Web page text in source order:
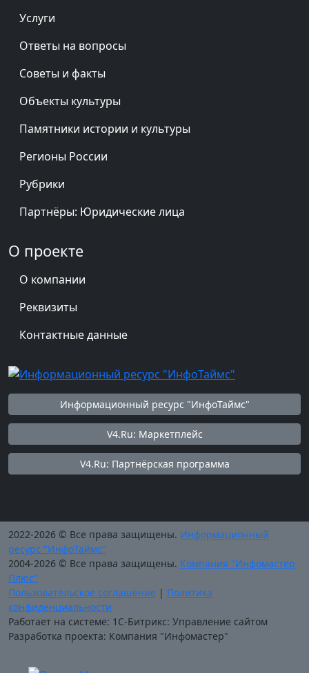
Услуги
Ответы на вопросы
Советы и факты
Объекты культуры
Памятники истории и культуры
Регионы России
Рубрики
Партнёры: Юридические лица
О проекте
О компании
Реквизиты
Контактные данные
Информационный ресурс "ИнфоТаймс"
V4.Ru: Маркетплейс
V4.Ru: Партнёрская программа
2022-2026 © Все права защищены. Информационный
ресурс "ИнфоТаймс"
2004-2026 © Все права защищены. Компания "Инфомастер
Плюс"
Пользовательское соглашение | Политика
конфиденциальности
Работает на системе: 1С-Битрикс: Управление сайтом
Разработка проекта: Компания "Инфомастер"